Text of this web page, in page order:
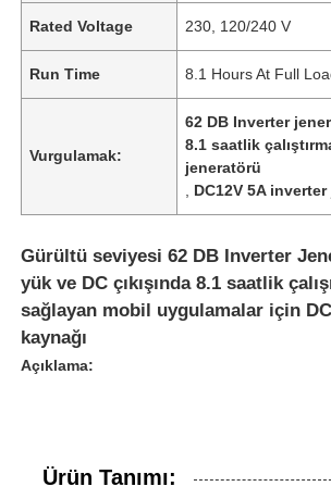
Rated Voltage 230, 120/240 V
Run Time 8.1 Hours At Full
Vurgulamak:
62 DB Inverter
8.1 saatlik
jeneratörü
DC12V 5A
Gürültü seviyesi 62 DB Inverter
yük ve DC çıkışında 8.1 saatlik
sağlayan mobil uygulamalar için
kaynağı
Açıklama:
Ürün Tanımı: